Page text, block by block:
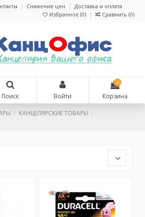
Снижение цен
Доставка и оплата
Избранное (0) Сравнить (0)
Поиск Войти
0
Корзина
КАНЦЕЛЯРСКИЕ ТОВАРЫ